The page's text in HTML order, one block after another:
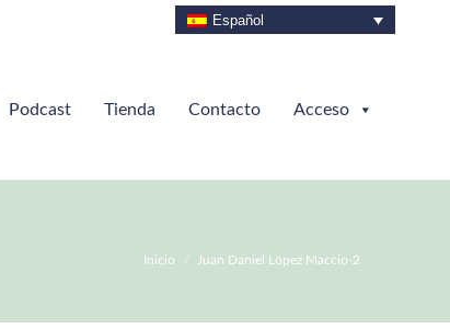
Español
Podcast Tienda Contacto Acceso
Inicio Juan Daniel López Maccio-2